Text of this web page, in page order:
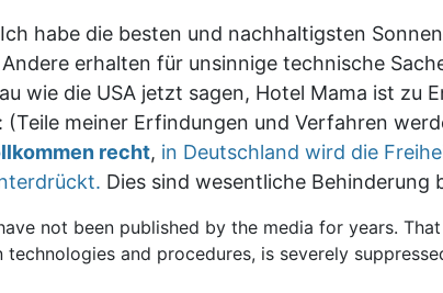
habe die besten und nachhaltigsten
erhalten für unsinnige technische
wie die USA jetzt sagen, Hotel Mama ist zu
meiner Erfindungen und Verfahren
recht, in Deutschland wird die
Dies sind wesentliche Behinderung
not been published by the media for years.
and procedures, is severely